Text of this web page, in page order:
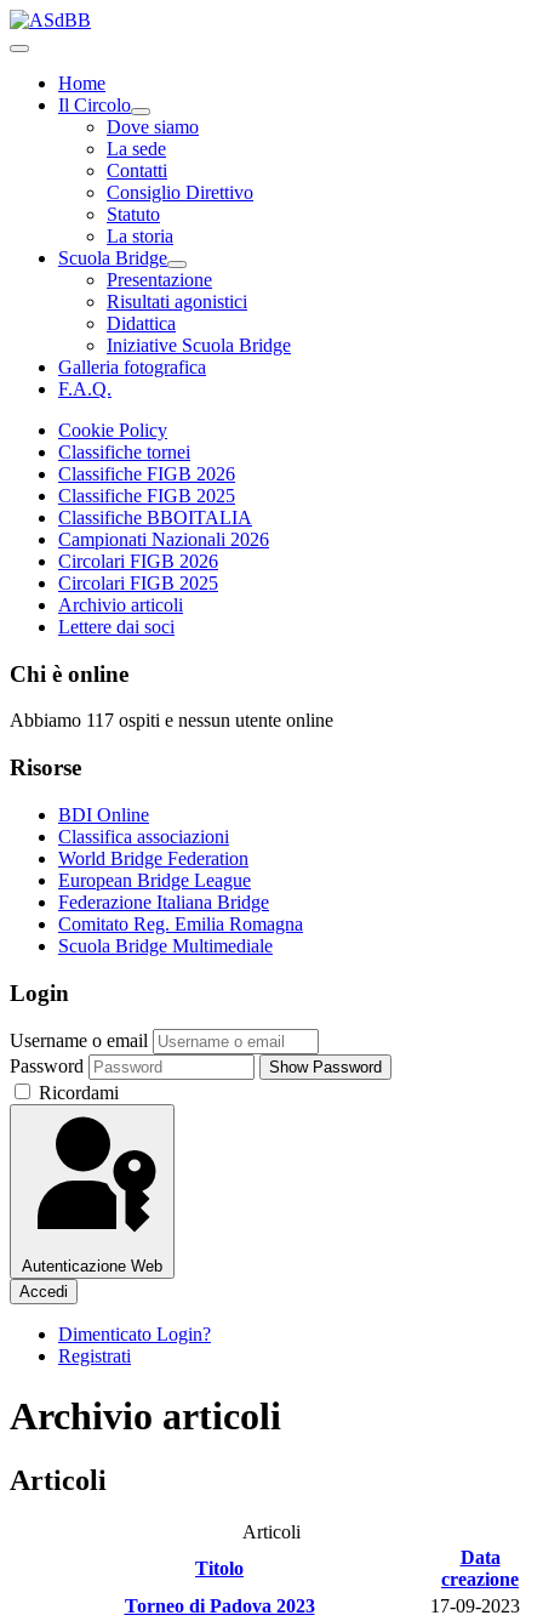
Home
Il Circolo
Dove siamo
La sede
Contatti
Consiglio Direttivo
Statuto
La storia
Scuola Bridge
Presentazione
Risultati agonistici
Didattica
Iniziative Scuola Bridge
Galleria fotografica
F.A.Q.
Cookie Policy
Classifiche tornei
Classifiche FIGB 2026
Classifiche FIGB 2025
Classifiche BBOITALIA
Campionati Nazionali 2026
Circolari FIGB 2026
Circolari FIGB 2025
Archivio articoli
Lettere dai soci
Chi è online
Abbiamo 117 ospiti e nessun utente online
Risorse
BDI Online
Classifica associazioni
World Bridge Federation
European Bridge League
Federazione Italiana Bridge
Comitato Reg. Emilia Romagna
Scuola Bridge Multimediale
Login
Username o email
Password
Show Password
Ricordami
Autenticazione Web
Accedi
Dimenticato Login?
Registrati
Archivio articoli
Articoli
Articoli
Titolo
Data
creazione
Torneo di Padova 2023
17-09-2023